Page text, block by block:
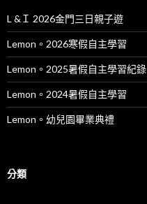
L &Ｉ 2026金門三日親子遊
Lemon。2026寒假自主學習
Lemon。2025暑假自主學習紀錄
Lemon。2024暑假自主學習
Lemon。幼兒園畢業典禮
分類